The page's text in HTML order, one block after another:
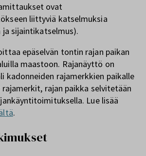
ovat
liittyviä katselmuksia
sijaintikatselmus).
epäselvän tontin rajan paikan
maastoon. Rajanäyttö on
kadonneiden rajamerkkien paikalle
rajan paikka selvitetään
Lue lisää
.